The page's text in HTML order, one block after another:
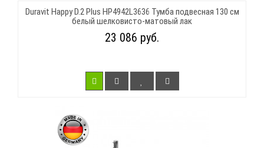
Duravit Happy D.2 Plus HP4942L3636 Тумба подвесная 130 см
белый шелковисто-матовый лак
23 086 руб.